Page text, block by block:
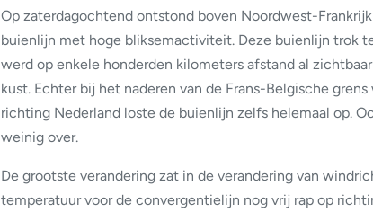
Op zaterdagochtend ontstond boven Noordwest-
buienlijn met hoge bliksemactiviteit. Deze buienlijn trok
werd op enkele honderden kilometers afstand al
kust. Echter bij het naderen van de Frans-Belgische
richting Nederland loste de buienlijn zelfs helemaal op.
weinig over.
De grootste verandering zat in de verandering van
temperatuur voor de convergentielijn nog vrij rap op